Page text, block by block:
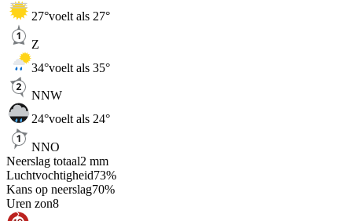
27°voelt als 27°
Z
34°voelt als 35°
NNW
24°voelt als 24°
NNO
Neerslag totaal2 mm
Luchtvochtigheid73%
Kans op neerslag70%
Uren zon8